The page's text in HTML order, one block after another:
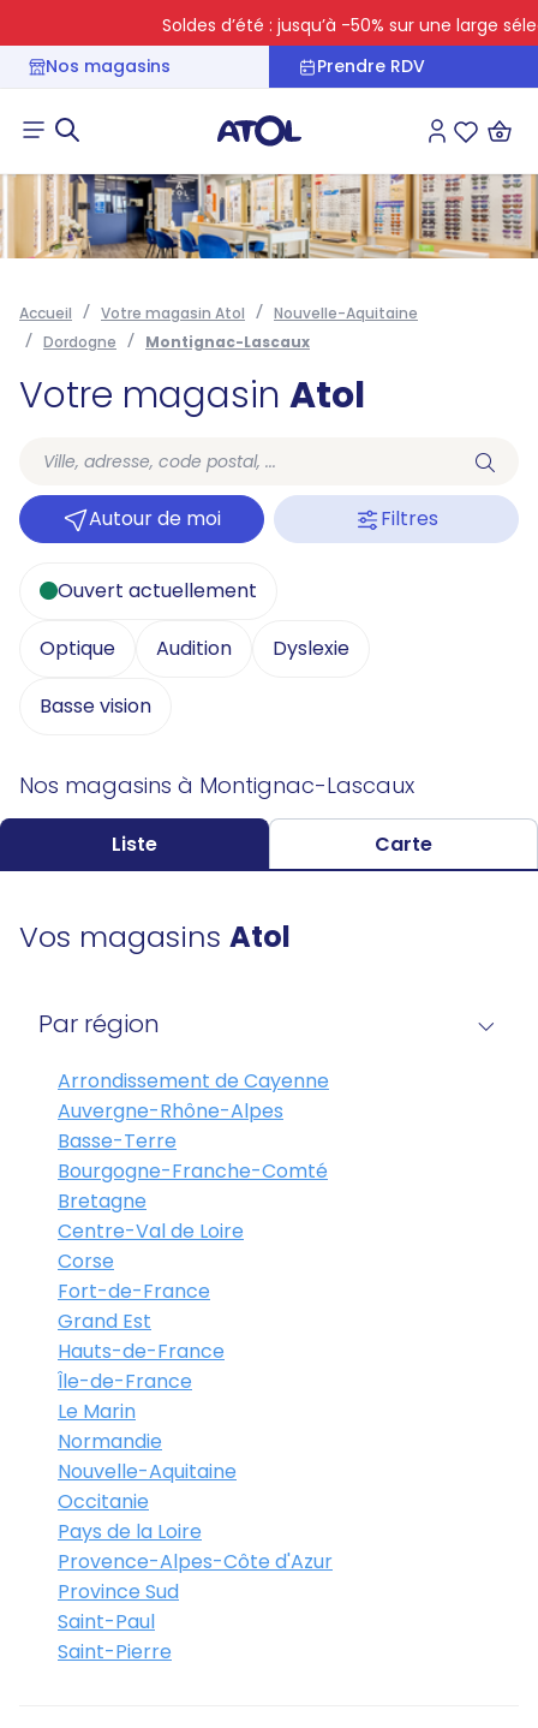
Soldes d’été : jusqu’à -50% sur une large
Nos magasins
Prendre RDV
Connexion
Accueil Votre magasin Atol
Nouvelle-Aquitaine
Dordogne
Montignac-Lascaux
Votre magasin Atol
Autour de moi Filtres
Ouvert actuellement
Optique Audition Dyslexie
Basse vision
Nos magasins à Montignac-Lascaux
Liste Carte
Vos magasins Atol
Par région
Arrondissement de Cayenne
Auvergne-Rhône-Alpes
Basse-Terre
Bourgogne-Franche-Comté
Bretagne
Centre-Val de Loire
Corse
Fort-de-France
Grand Est
Hauts-de-France
Île-de-France
Le Marin
Normandie
Nouvelle-Aquitaine
Occitanie
Pays de la Loire
Provence-Alpes-Côte d'Azur
Province Sud
Saint-Paul
Saint-Pierre